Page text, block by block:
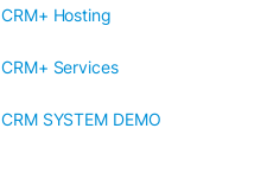
CRM+ Hosting
CRM+ Services
CRM SYSTEM DEMO